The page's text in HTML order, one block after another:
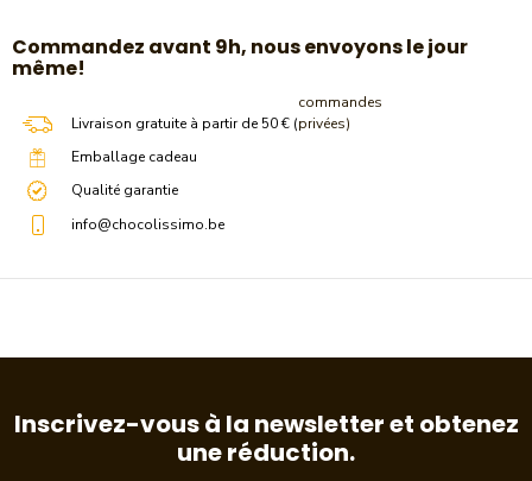
​Commandez avant 9h, nous envoyons le jour
même!
Livraison gratuite à partir de 50 € (
commandes
privées)
Emballage cadeau
Qualité garantie
info@chocolissimo.be
Inscrivez-vous à la newsletter et obtenez
une réduction.